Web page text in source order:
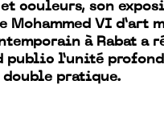
couleurs, son
Mohammed VI d’art
à Rabat a
public l’unité
pratique.